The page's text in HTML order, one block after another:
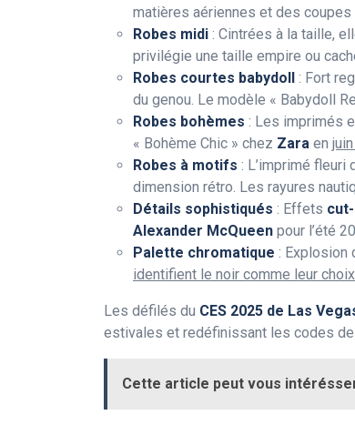
matières aériennes et des coupes
Robes midi : Cintrées à la taille,
privilégie une taille empire ou
Robes courtes babydoll : Fort
du genou. Le modèle « Babydoll
Robes bohèmes : Les imprimés
« Bohème Chic » chez Zara en
Robes à motifs : L’imprimé fleuri
dimension rétro. Les rayures
Détails sophistiqués : Effets
Alexander McQueen pour l’été
Palette chromatique : Explosion
identifient le noir comme leur
Les défilés du CES 2025 de Las
estivales et redéfinissant les codes
Cette article peut vous